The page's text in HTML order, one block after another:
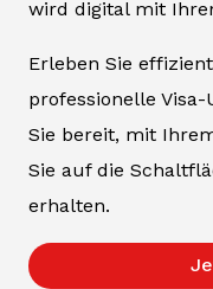
wird digital mit
Erleben Sie
professionelle
Sie bereit, mit
Sie auf die
erhalten.